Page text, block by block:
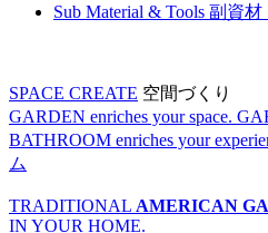
Sub Material & Tools 副資材
SPACE CREATE 空間づくり
GARDEN enriches your space.
BATHROOM enriches your
ム
TRADITIONAL AMERICAN
IN YOUR HOME.